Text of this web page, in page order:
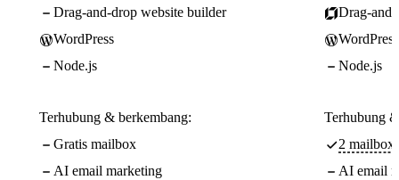
Drag-and-drop website builder
WordPress
Node.js
Terhubung & berkembang:
Gratis mailbox
AI email marketing
Drag-
WordPress
Node.js
Terhubung
2
AI email